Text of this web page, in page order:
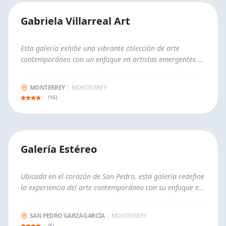
GALERÍAS
Gabriela Villarreal Art
Esta galería exhibe una vibrante colección de arte
contemporáneo con un enfoque en artistas emergentes y
obras que van desde la pintura y la escultura hasta
instalaciones multimedia y fotografía, además de ofrecer
eventos especiales. La atmósfera acogedora y el personal
MONTERREY | MONTERREY
(16)
GALERÍAS
Galería Estéreo
Ubicada en el corazón de San Pedro, esta galería redefine
la experiencia del arte contemporáneo con su enfoque en
exhibe una ecléctica colección de obras, desde pintura y
escultura hasta instalaciones multimedia y performance,
SAN PEDRO GARZA GARCÍA | MONTERREY